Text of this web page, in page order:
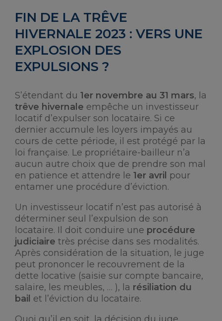
FIN DE LA TRÊVE
HIVERNALE 2023 : VERS UNE
EXPLOSION DES
EXPULSIONS ?
S’étendant du 1er novembre au 31 mars, la
trêve hivernale empêche un investisseur
locatif d’expulser son locataire. Si ce
dernier accumule les loyers impayés au
cours de cette période, il est protégé par la
loi française. Le propriétaire-bailleur n’a
aucun autre choix que de prendre son mal
en patience et attendre le 1er avril pour
entamer une procédure d’éviction.
Un investisseur locatif n’est pas autorisé à
déterminer seul l’expulsion de son
locataire. Il doit conduire une procédure
judiciaire très précise dans ses modalités.
Après considération de la situation, le juge
peut prononcer le recouvrement de la
dette locative (saisie sur compte bancaire,
salaire, les meubles, … ), la résiliation du
bail et l’éviction du locataire.